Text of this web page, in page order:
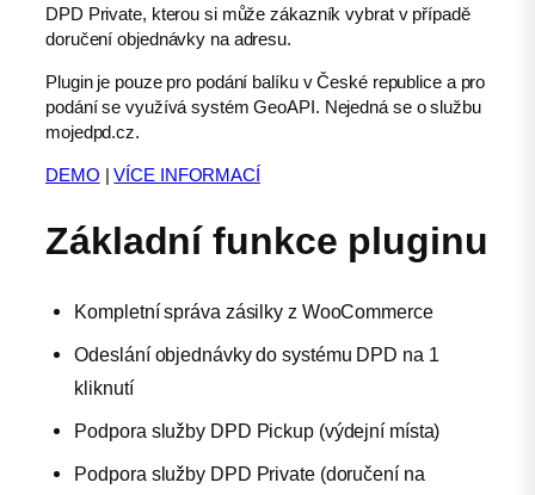
DPD Private, kterou si může zákazník vybrat v případě
doručení objednávky na adresu.
Plugin je pouze pro podání balíku v České republice a pro
podání se využívá systém GeoAPI. Nejedná se o službu
mojedpd.cz.
DEMO |VÍCE INFORMACÍ
Základní funkce pluginu
Kompletní správa zásilky z WooCommerce
Odeslání objednávky do systému DPD na 1
kliknutí
Podpora služby DPD Pickup (výdejní místa)
Podpora služby DPD Private (doručení na